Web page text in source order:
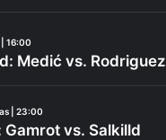
16:00
Medić vs. Rodriguez
| 23:00
Gamrot vs. Salkilld